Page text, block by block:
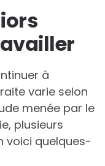
à
varie selon
menée par le
plusieurs
voici quelques-